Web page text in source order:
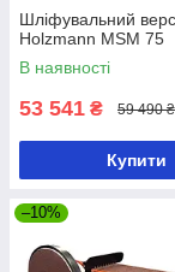
Шліфувальний
Holzmann MSM 75
В наявності
53 541 ₴ 59 490 ₴
Купити
–10%